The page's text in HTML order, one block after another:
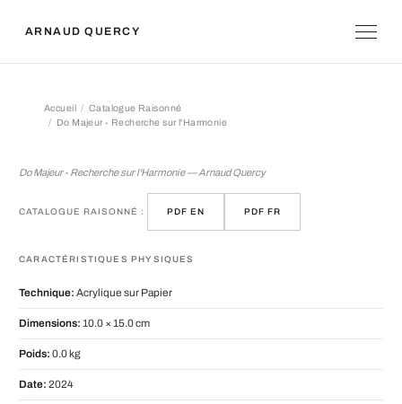
ARNAUD QUERCY
Accueil
Catalogue Raisonné
Do Majeur - Recherche sur l'Harmonie
Do Majeur - Recherche sur l'Harmonie — Arnaud Quercy
CATALOGUE RAISONNÉ : PDF EN PDF FR
CARACTÉRISTIQUES PHYSIQUES
Technique: Acrylique sur Papier
Dimensions: 10.0 × 15.0 cm
Poids: 0.0 kg
Date: 2024